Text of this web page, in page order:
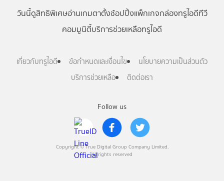
Follow us
Copyright © True Digital Group Company Limited.
All rights reserved
วันนี้ดูสิทธิพิเศษอ่านเกมตาตั้งช้อปปิ้งแพ็กเกจกล่องทรูไอดีทีวี
คอมมูนิตี้บริการช่วยเหลือทรูไอดี
เกี่ยวกับทรูไอดี ข้อกำหนดและเงื่อนไข
นโยบายความเป็นส่วนตัว
บริการช่วยเหลือ
ติดต่อเรา